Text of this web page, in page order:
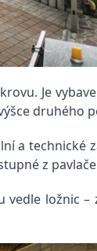
Je
druhého
a technické
z
ložnic